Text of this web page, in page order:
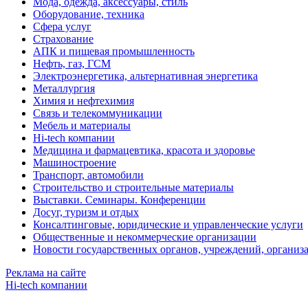
Оборудование, техника
Сфера услуг
Страхование
АПК и пищевая промышленность
Нефть, газ, ГСМ
Электроэнергетика, альтернативная энергетика
Металлургия
Химия и нефтехимия
Связь и телекоммуникации
Мебель и материалы
Hi-tech компании
Медицина и фармацевтика, красота и здоровье
Машиностроение
Транспорт, автомобили
Строительство и строительные материалы
Выставки. Семинары. Конференции
Досуг, туризм и отдых
Консалтинговые, юридические и управленческие услуги
Общественные и некоммерческие организации
Новости государственных органов, учреждений,
Реклама на сайте
Hi-tech компании